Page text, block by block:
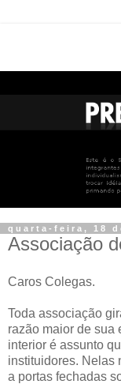
quarta-feira, 18
Associação
Caros Colegas.
Toda associação
razão maior de sua
interior é assunto
instituidores. Nelas
a portas fechadas